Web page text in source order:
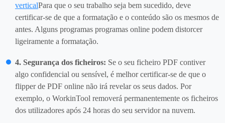
verticalPara que o seu trabalho seja bem sucedido, deve
certificar-se de que a formatação e o conteúdo são os mesmos de
antes. Alguns programas programas online podem distorcer
ligeiramente a formatação.
4. Segurança dos ficheiros: Se o seu ficheiro PDF contiver
algo confidencial ou sensível, é melhor certificar-se de que o
flipper de PDF online não irá revelar os seus dados. Por
exemplo, o WorkinTool removerá permanentemente os ficheiros
dos utilizadores após 24 horas do seu servidor na nuvem.